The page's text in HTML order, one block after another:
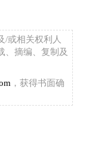
/或相关权利人
、摘编、复制及
，获得书面确